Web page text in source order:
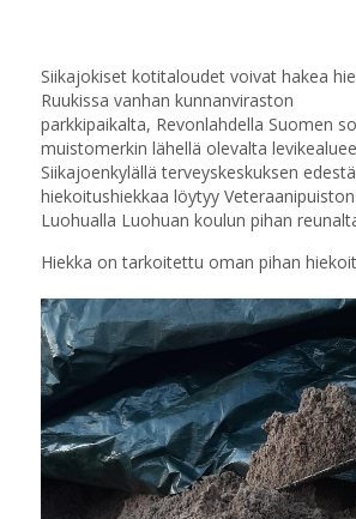
Siikajokiset kotitaloudet voivat hakea
Ruukissa vanhan kunnanviraston
parkkipaikalta, Revonlahdella Suomen
muistomerkin lähellä olevalta
Siikajoenkylällä terveyskeskuksen
hiekoitushiekkaa löytyy
Luohualla Luohuan koulun pihan
Hiekka on tarkoitettu oman pihan